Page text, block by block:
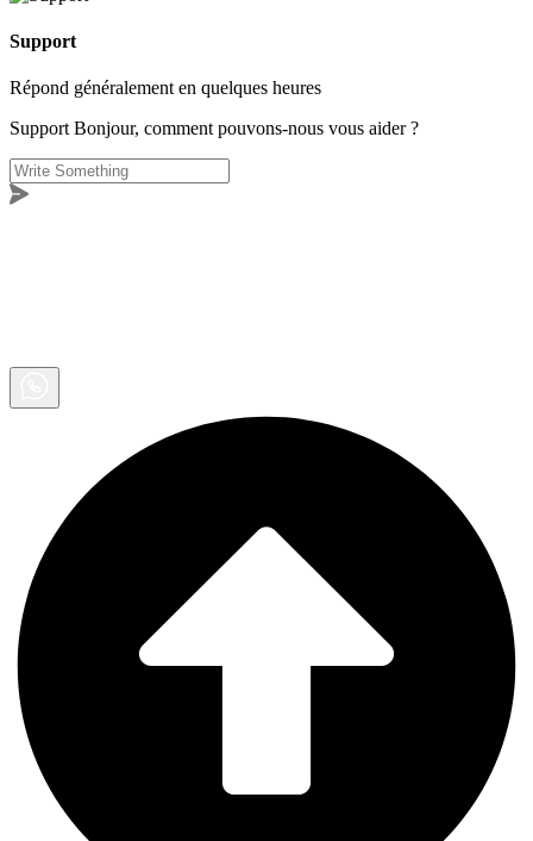
Support
Répond généralement en quelques heures
Support Bonjour, comment pouvons-nous vous aider ?